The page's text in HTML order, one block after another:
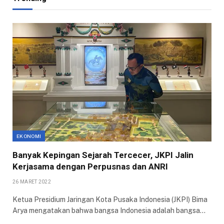
EKONOMI
Banyak Kepingan Sejarah Tercecer, JKPI Jalin
Kerjasama dengan Perpusnas dan ANRI
26 MARET 2022
Ketua Presidium Jaringan Kota Pusaka Indonesia (JKPI) Bima
Arya mengatakan bahwa bangsa Indonesia adalah bangsa…